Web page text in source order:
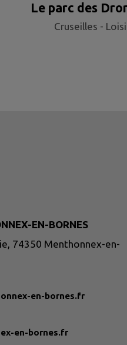
Le parc des
Cruseilles -
EN-BORNES
74350 Menthonnex-en-
en-bornes.fr
en-bornes.fr